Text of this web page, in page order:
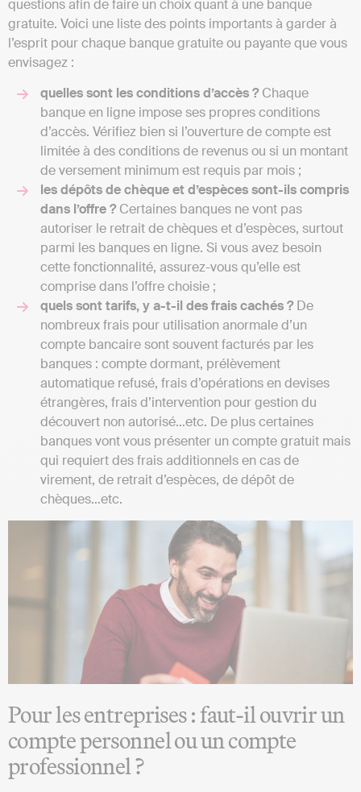
questions afin de faire un choix quant à une banque
gratuite. Voici une liste des points importants à garder à
l’esprit pour chaque banque gratuite ou payante que vous
envisagez :
quelles sont les conditions d’accès ? Chaque
banque en ligne impose ses propres conditions
d’accès. Vérifiez bien si l’ouverture de compte est
limitée à des conditions de revenus ou si un montant
de versement minimum est requis par mois ;
les dépôts de chèque et d’espèces sont-ils compris
dans l’offre ? Certaines banques ne vont pas
autoriser le retrait de chèques et d’espèces, surtout
parmi les banques en ligne. Si vous avez besoin
cette fonctionnalité, assurez-vous qu’elle est
comprise dans l’offre choisie ;
quels sont tarifs, y a-t-il des frais cachés ? De
nombreux frais pour utilisation anormale d’un
compte bancaire sont souvent facturés par les
banques : compte dormant, prélèvement
automatique refusé, frais d’opérations en devises
étrangères, frais d’intervention pour gestion du
découvert non autorisé…etc. De plus certaines
banques vont vous présenter un compte gratuit mais
qui requiert des frais additionnels en cas de
virement, de retrait d’espèces, de dépôt de
chèques…etc.
Pour les entreprises : faut-il ouvrir un
compte personnel ou un compte
professionnel ?